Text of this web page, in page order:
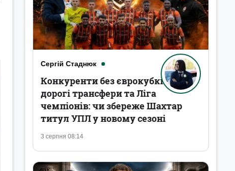
Сергій Стаднюк
3 серпня 08:14
Конкуренти без єврокубків,
дорогі трансфери та Ліга
чемпіонів: чи збереже Шахтар
титул УПЛ у новому сезоні